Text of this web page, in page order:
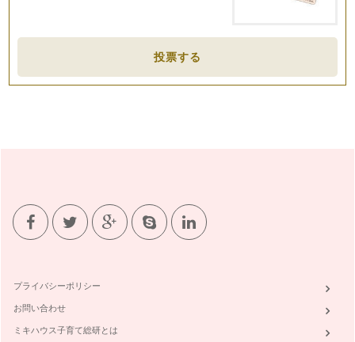
ますか？ お子様が入園、入…
美味しいお茶を出せるママになる方法
飛行機の中で飲む飲み物が、おいしいと感じた経験はありませ
食事中、隣の人の動きがどこか美しいと感じたら。それは、簡
単な動作が綺麗に整っているから美し…
にもマナーが身につきやすくなります…
誰にでも簡単にまねができる、素晴らしいマナー
日本のママは、マナーが大変素晴らしい方が多いと感じます。
投票する
プライバシーポリシー
お問い合わせ
ミキハウス子育て総研とは